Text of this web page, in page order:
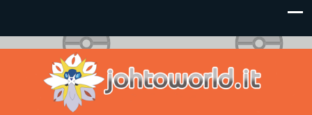
Johto World
Le novità più frizzanti dall'universo Pokémon e Nintendo